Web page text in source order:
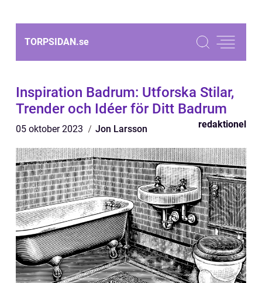
TORPSIDAN.se
Inspiration Badrum: Utforska Stilar,
Trender och Idéer för Ditt Badrum
05 oktober 2023 Jon Larsson redaktionel